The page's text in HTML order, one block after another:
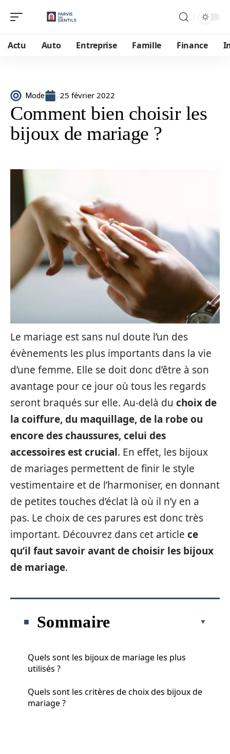
Actu Auto Entreprise Famille Finance
Mode 25 février 2022
Comment bien choisir les
bijoux de mariage ?
Le mariage est sans nul doute l’un des
évènements les plus importants dans la vie
d’une femme. Elle se doit donc d’être à son
avantage pour ce jour où tous les regards
seront braqués sur elle. Au-delà du choix de
la coiffure, du maquillage, de la robe ou
encore des chaussures, celui des
accessoires est crucial. En effet, les bijoux
de mariages permettent de finir le style
vestimentaire et de l’harmoniser, en donnant
de petites touches d’éclat là où il n’y en a
pas. Le choix de ces parures est donc très
important. Découvrez dans cet article ce
qu’il faut savoir avant de choisir les bijoux
de mariage.
Sommaire
Quels sont les bijoux de mariage les plus
utilisés ?
Quels sont les critères de choix des bijoux de
mariage ?